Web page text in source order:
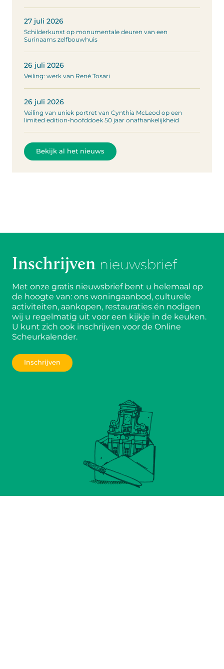
27 juli 2026
Schilderkunst op monumentale deuren van een
Surinaams zelfbouwhuis
26 juli 2026
Veiling: werk van René Tosari
26 juli 2026
Veiling van uniek portret van Cynthia McLeod op een
limited edition-hoofddoek 50 jaar onafhankelijkheid
Bekijk al het nieuws
Inschrijven nieuwsbrief
Met onze gratis nieuwsbrief bent u helemaal op
de hoogte van: ons woningaanbod, culturele
activiteiten, aankopen, restauraties én nodigen
wij u regelmatig uit voor een kijkje in de keuken.
U kunt zich ook inschrijven voor de Online
Scheurkalender.
Inschrijven